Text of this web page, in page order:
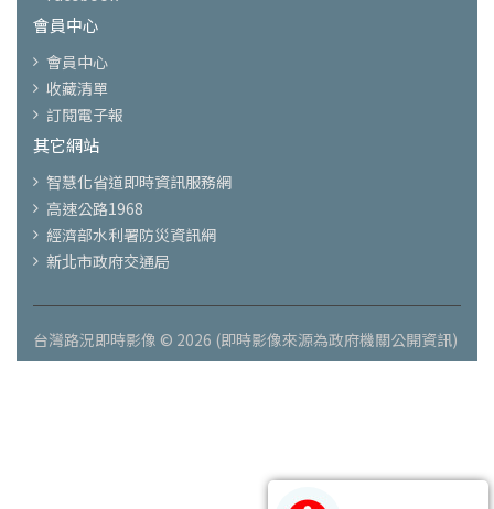
會員中心
會員中心
收藏清單
訂閱電子報
其它網站
智慧化省道即時資訊服務網
高速公路1968
經濟部水利署防災資訊網
新北市政府交通局
台灣路況即時影像 © 2026 (即時影像來源為政府機關公開資訊)